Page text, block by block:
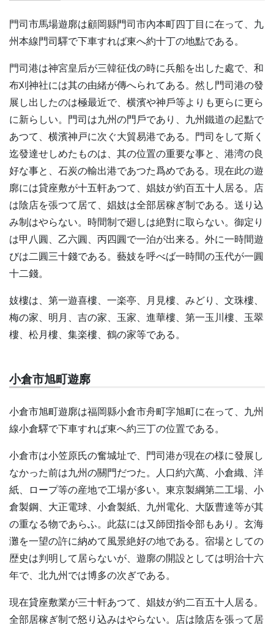
門司市馬場遊廓は顧岡縣門司市內本町四丁目に在って、九
州本線門司驛で下車すれば東へ約十丁の地點である。
門司港は神宮皇后が三韓征伐の時に兵船を出した處で、和
布刈神社には其の由緒が傳へられてある。然し門司港の發
展し出したのは極最近で、横濱や神戶等よりも更らに更ら
に新らしい。門司は九州の門戶であり、九州鐵道の起點で
あつて、横濱神戸に次ぐ大貿易港である。門司をして斯く
迄發達せしめたものは、其の位置の重要な事と、港湾の良
好な事と、石炭の輸出港であつた爲めである。現在此の遊
廓には貸座敷が十五軒あつて、娼妓が約百五十人居る。店
は陰店を張つて居て、娼妓は全部居稼ぎ制である。送り込
み制はやらない。時間制で廻しは絶對に取らない。御定り
は甲八圓、乙六圓、丙四圓で一泊が出来る。外に一時間遊
びは二圓三十錢である。藝妓を呼べば一時間の玉代が一圓
十二錢。
妓樓は、第一遊喜樓、一楽亭、月見樓、みどり、文珠樓、
梅の家、明月、吉の家、玉家、進華樓、第一玉川樓、玉翠
樓、松月樓、集楽樓、鶴の家等である。
小倉市旭町遊廓
小倉市旭町遊廓は福岡縣小倉市舟町字旭町に在って、九州
線小倉驛で下車すれば東へ約三丁の位置である。
小倉市は小笠原氏の奮城址で、門司港が現在の様に發展し
なかった前は九州の關門だつた。人口約六萬、小倉織、洋
紙、ロープ等の産地で工場が多い。東京製綱第二工場、小
倉製鋼、大正電球、小倉製紙、九州電化、大阪曹達等が其
の重なる物であらふ。此茲には又師団指令部もあり。玄海
灘を一望の許に納めて風景絶好の地である。宿場としての
歴史は判明して居らないが、遊廓の開設としては明治十六
年で、北九州では博多の次ぎである。
現在貸座敷業が三十軒あつて、娼妓が約二百五十人居る。
全部居稼ぎ制で怒り込みはやらない。店は陰店を張って居